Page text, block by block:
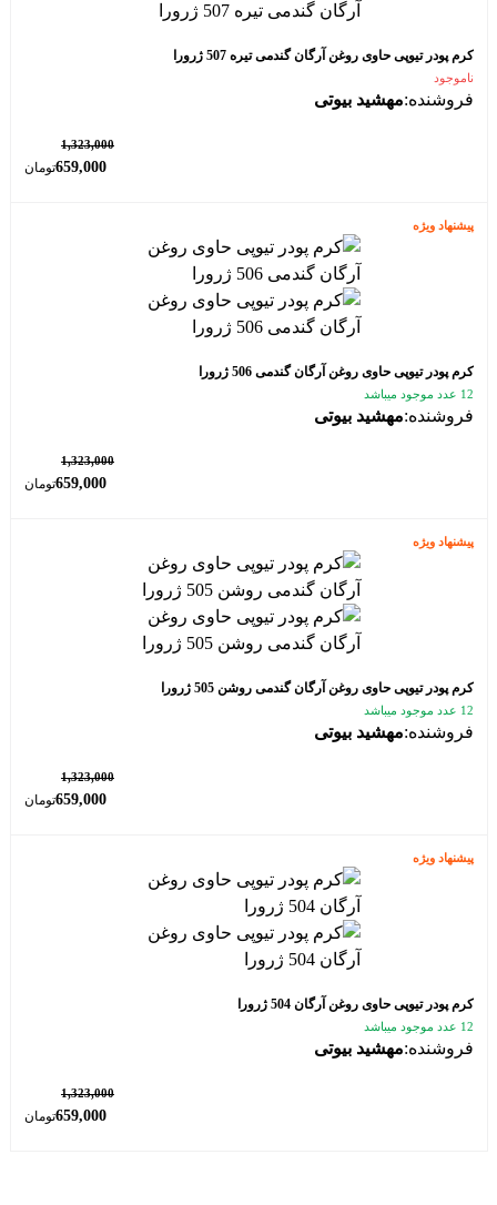
کرم پودر تیوپی حاوی روغن آرگان گندمی تیره 507 ژرورا
ناموجود
فروشنده:مهشید بیوتی
1,323,000
659,000تومان
پیشنهاد ویژه
کرم پودر تیوپی حاوی روغن آرگان گندمی 506 ژرورا
12 عدد موجود میباشد
فروشنده:مهشید بیوتی
1,323,000
659,000تومان
پیشنهاد ویژه
کرم پودر تیوپی حاوی روغن آرگان گندمی روشن 505 ژرورا
12 عدد موجود میباشد
فروشنده:مهشید بیوتی
1,323,000
659,000تومان
پیشنهاد ویژه
کرم پودر تیوپی حاوی روغن آرگان 504 ژرورا
12 عدد موجود میباشد
فروشنده:مهشید بیوتی
1,323,000
659,000تومان